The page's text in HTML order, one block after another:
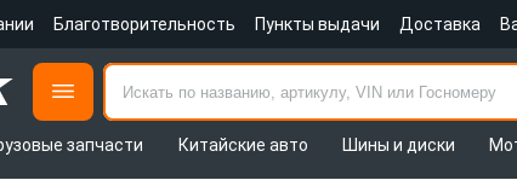
Благотворительность Пункты выдачи Доставка
запчасти Китайские авто Шины и диски